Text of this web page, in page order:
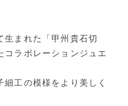
生まれた「甲州貴石切
コラボレーションジュエ
工の模様をより美しく